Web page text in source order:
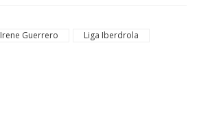
Irene Guerrero
Liga Iberdrola